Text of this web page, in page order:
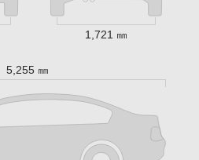
1,721 ㎜
5,255 ㎜